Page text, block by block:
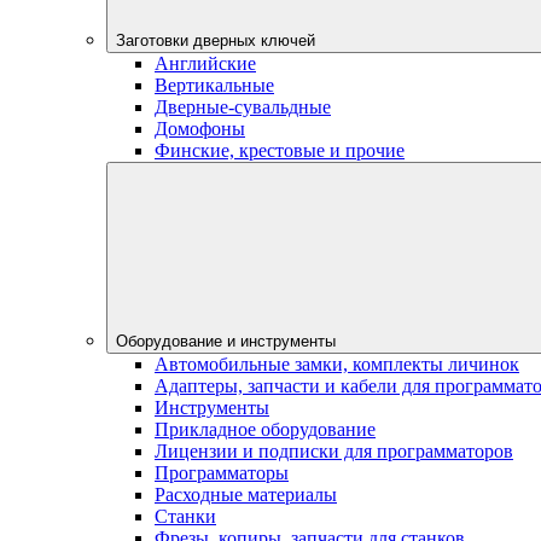
Заготовки дверных ключей
Английские
Вертикальные
Дверные-сувальдные
Домофоны
Финские, крестовые и прочие
Оборудование и инструменты
Автомобильные замки, комплекты личинок
Адаптеры, запчасти и кабели для
Инструменты
Прикладное оборудование
Лицензии и подписки для программаторов
Программаторы
Расходные материалы
Станки